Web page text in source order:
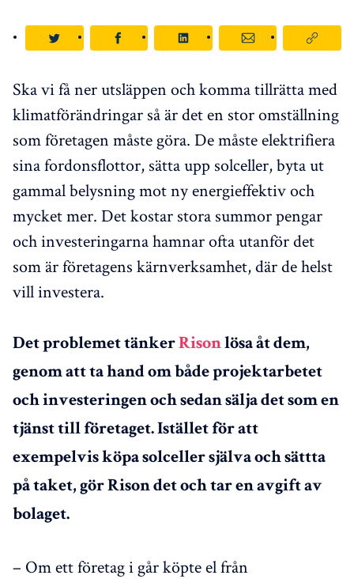
Ska vi få ner utsläppen och komma tillrätta med
klimatförändringar så är det en stor omställning
som företagen måste göra. De måste elektrifiera
sina fordonsflottor, sätta upp solceller, byta ut
gammal belysning mot ny energieffektiv och
mycket mer. Det kostar stora summor pengar
och investeringarna hamnar ofta utanför det
som är företagens kärnverksamhet, där de helst
vill investera.
Det problemet tänkerRisonlösa åt dem,
genom att ta hand om både projektarbetet
och investeringen och sedan sälja det som en
tjänst till företaget. Istället för att
exempelvis köpa solceller själva och sättta
på taket, gör Rison det och tar en avgift av
bolaget.
– Om ett företag i går köpte el från